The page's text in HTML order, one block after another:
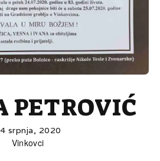
PETROVIĆ
srpnja, 2020
Vinkovci